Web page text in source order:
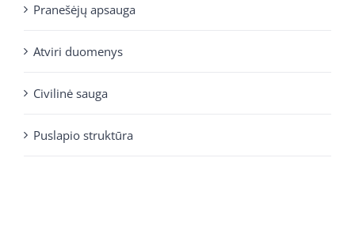
Pranešėjų apsauga
Atviri duomenys
Civilinė sauga
Puslapio struktūra